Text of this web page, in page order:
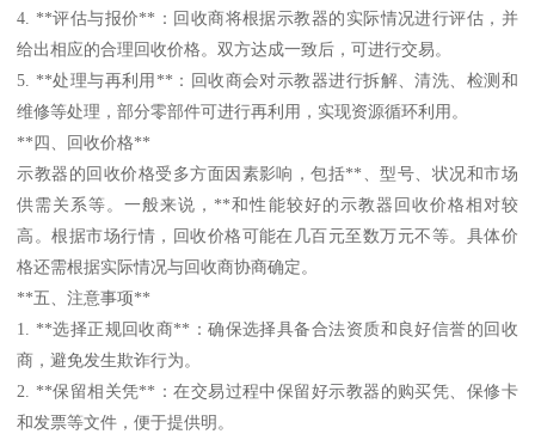
4. **评估与报价**：回收商将根据示教器的实际情况进行评估，并
给出相应的合理回收价格。双方达成一致后，可进行交易。
5. **处理与再利用**：回收商会对示教器进行拆解、清洗、检测和
维修等处理，部分零部件可进行再利用，实现资源循环利用。
**四、回收价格**
示教器的回收价格受多方面因素影响，包括**、型号、状况和市场
供需关系等。一般来说，**和性能较好的示教器回收价格相对较
高。根据市场行情，回收价格可能在几百元至数万元不等。具体价
格还需根据实际情况与回收商协商确定。
**五、注意事项**
1. **选择正规回收商**：确保选择具备合法资质和良好信誉的回收
商，避免发生欺诈行为。
2. **保留相关凭**：在交易过程中保留好示教器的购买凭、保修卡
和发票等文件，便于提供明。